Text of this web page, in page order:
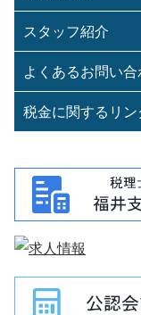
スタッフ紹介
よくあるお問い合
税金に関するリン